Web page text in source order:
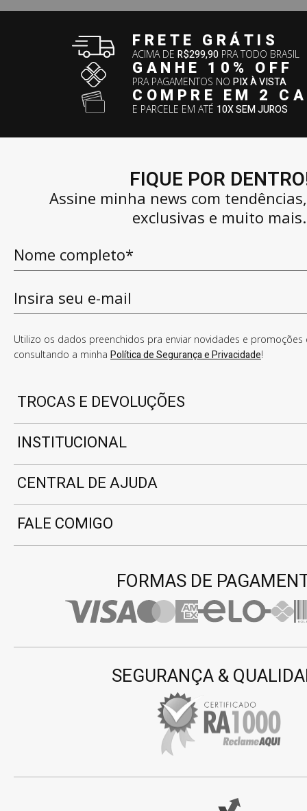
FRETE GRÁTIS
ACIMA DER$299,90 PRA TODO BRASIL
GANHE 10% OFF
PRA PAGAMENTOS NOPIX À VISTA
COMPRE EM 2
E PARCELE EM ATÉ 10X SEM JUROS
FIQUE POR
Assine minha news com
exclusivas e muito mais.
Utilizo os dados preenchidos pra enviar novidades e promoções
consultando a minha Política de Segurança e Privacidade!
TROCAS E DEVOLUÇÕES
INSTITUCIONAL
CENTRAL DE AJUDA
FALE COMIGO
SEGURANÇA &
FORMAS DE